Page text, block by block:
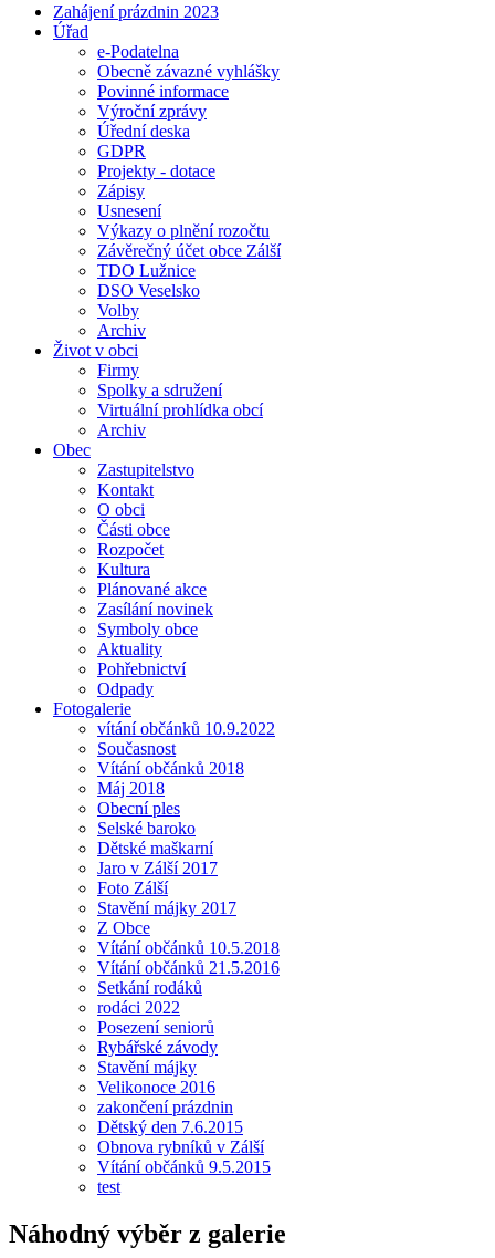
Zahájení prázdnin 2023
Úřad
e-Podatelna
Obecně závazné vyhlášky
Povinné informace
Výroční zprávy
Úřední deska
GDPR
Projekty - dotace
Zápisy
Usnesení
Výkazy o plnění rozočtu
Závěrečný účet obce Zálší
TDO Lužnice
DSO Veselsko
Volby
Archiv
Život v obci
Firmy
Spolky a sdružení
Virtuální prohlídka obcí
Archiv
Obec
Zastupitelstvo
Kontakt
O obci
Části obce
Rozpočet
Kultura
Plánované akce
Zasílání novinek
Symboly obce
Aktuality
Pohřebnictví
Odpady
Fotogalerie
vítání občánků 10.9.2022
Současnost
Vítání občánků 2018
Máj 2018
Obecní ples
Selské baroko
Dětské maškarní
Jaro v Zálší 2017
Foto Zálší
Stavění májky 2017
Z Obce
Vítání občánků 10.5.2018
Vítání občánků 21.5.2016
Setkání rodáků
rodáci 2022
Posezení seniorů
Rybářské závody
Stavění májky
Velikonoce 2016
zakončení prázdnin
Dětský den 7.6.2015
Obnova rybníků v Zálší
Vítání občánků 9.5.2015
test
Náhodný výběr z galerie